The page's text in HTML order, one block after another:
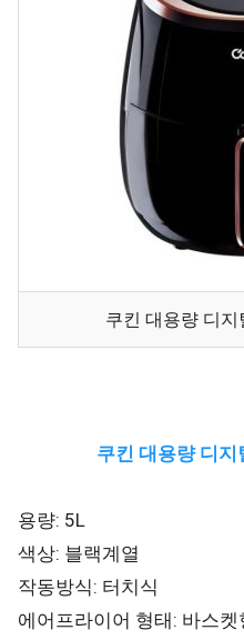
쿠킨 대용량 디
쿠킨 대용량 디
용량: 5L
색상: 블랙계열
작동방식: 터치식
에어프라이어 형태: 바스켓